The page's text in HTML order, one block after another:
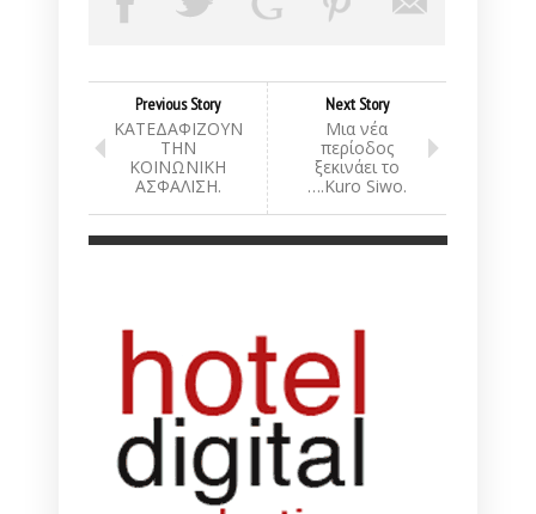
Previous Story
ΚΑΤΕΔΑΦΙΖΟΥΝ
ΤΗΝ
ΚΟΙΝΩΝΙΚΗ
ΑΣΦΑΛΙΣΗ.
Next Story
Μια νέα
περίοδος
ξεκινάει το
….Kuro Siwo.